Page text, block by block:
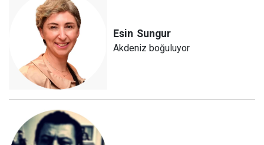
Esin Sungur
Akdeniz boğuluyor